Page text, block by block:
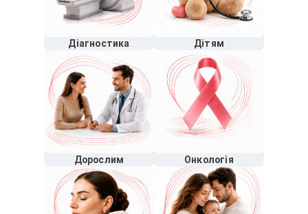
Діагностика Дітям
Дорослим Онкологія